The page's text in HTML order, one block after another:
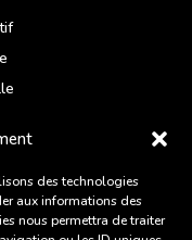
des technologies
aux informations des
nous permettra de traiter
Artisans,